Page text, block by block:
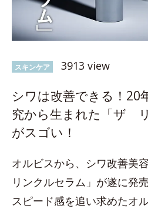
スキンケア 3913 view
シワは改善できる！20
究から生まれた「ザ
がスゴい！
オルビスから、シワ改善
リンクルセラム」が遂に発
スピード感を追い求めたオ